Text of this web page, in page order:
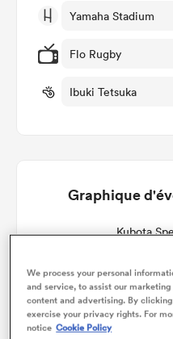
Yamaha Stadium
Flo Rugby
Ibuki Tetsuka
Graphique
Kubota
We process your personal
and service, to assist our
content and advertising. By
exercise your privacy rights. For
notice Cookie Policy